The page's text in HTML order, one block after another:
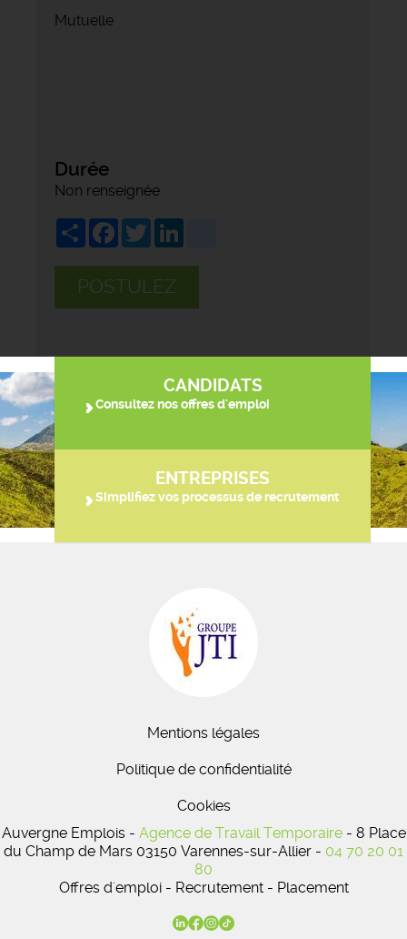
Mutuelle
Durée
Non renseignée
ShareFacebook
Twitter
POSTULEZ
CANDIDATS
Consultez nos offres d'emploi
ENTREPRISES
Simplifiez vos processus de recrutement
Mentions légales
Politique de confidentialité
Cookies
Auvergne Emplois - Agence de Travail Temporaire- 8 Place
du Champ de Mars 03150 Varennes-sur-Allier - 04 70 20 01
80
Offres d'emploi - Recrutement - Placement